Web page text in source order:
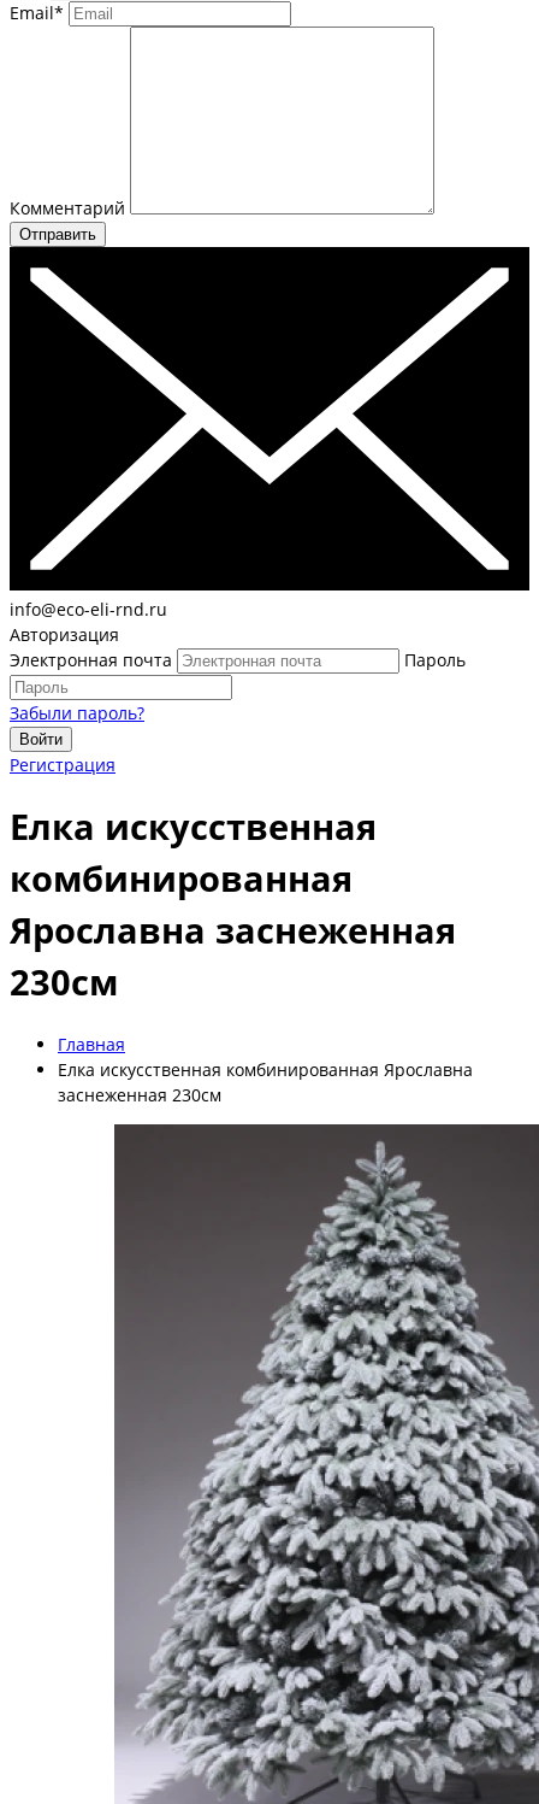
Email*
Комментарий
Отправить
info@eco-eli-rnd.ru
Авторизация
Электронная почта
Пароль
Забыли пароль?
Войти
Регистрация
Елка искусственная
комбинированная
Ярославна заснеженная
230см
Главная
Елка искусственная комбинированная Ярославна
заснеженная 230см